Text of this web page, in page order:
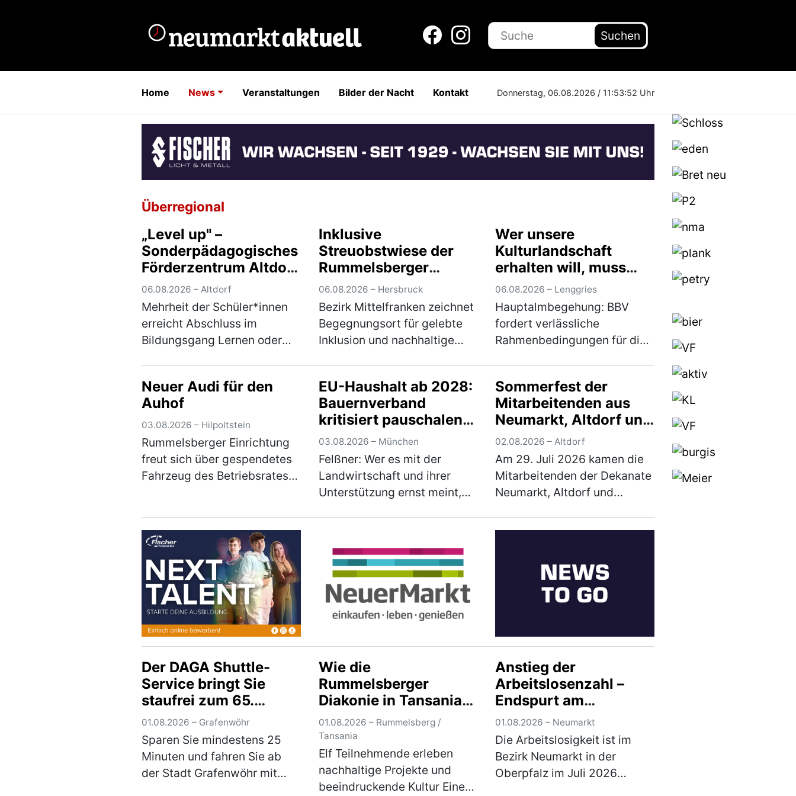
Suchen
Home News Veranstaltungen Bilder der Nacht Kontakt Donnerstag, 06.08.2026 / 11:53:53 Uhr
Überregional
„Level up" –
Sonderpädagogisches
Förderzentrum Altdorf
verabschiedet
Abschlussjahrgang
06.08.2026 – Altdorf
Mehrheit der Schüler*innen
erreicht Abschluss im
Bildungsgang Lernen oder
Unter dem Motto „Level up –
Nächster Schritt auf dem
Weg ins Berufsleben" f…
(mehr)
Inklusive
Streuobstwiese der
Rummelsberger
Diakonie mit
Inklusionspreis
ausgezeichnet
06.08.2026 – Hersbruck
Bezirk Mittelfranken zeichnet
Begegnungsort für gelebte
Inklusion und nachhaltige
Haus Weiher: Die inklusive
Streuobstwiese des
Fachbereichs Autismus d…
(mehr)
Wer unsere
Kulturlandschaft
erhalten will, muss
ihre Bewirtschaftung
sichern
06.08.2026 – Lenggries
Hauptalmbegehung: BBV
fordert verlässliche
Rahmenbedingungen für die
Almwirtschaftlichen Vereins
Oberbayern am Mittwoch (5.
August) auf den
Schönbergalmen be…
Neuer Audi für den
Auhof
03.08.2026 – Hilpoltstein
Rummelsberger Einrichtung
freut sich über gespendetes
Fahrzeug des Betriebsrates
bereichert ab sofort den
Fuhrpark des Auhofs, d…
(mehr)
EU-Haushalt ab 2028:
Bauernverband
kritisiert pauschalen
Kürzungswünsche der
Bundesregierung
03.08.2026 – München
Felßner: Wer es mit der
Landwirtschaft und ihrer
Unterstützung ernst meint,
wieder wie erst kürzlich in
Dublin vonseit…(mehr)
Sommerfest der
Mitarbeitenden aus
Neumarkt, Altdorf und
Hersbruck
02.08.2026 – Altdorf
Am 29. Juli 2026 kamen die
Mitarbeitenden der Dekanate
Neumarkt, Altdorf und
durch Altdorf: Die Tei…
Der DAGA Shuttle-
Service bringt Sie
staufrei zum 65.
Deutsch-
Amerikanischen
Volksfest auf den
Truppenübungsplatz
01.08.2026 – Grafenwöhr
Sparen Sie mindestens 25
Minuten und fahren Sie ab
der Stadt Grafenwöhr mit
Wie die
Rummelsberger
Diakonie in Tansania
wirkt
01.08.2026 – Rummelsberg /
Tansania
Elf Teilnehmende erleben
nachhaltige Projekte und
beeindruckende Kultur Eine
Anstieg der
Arbeitslosenzahl –
Endspurt am
Ausbildungsmarkt
01.08.2026 – Neumarkt
Die Arbeitslosigkeit ist im
Bezirk Neumarkt in der
Oberpfalz im Juli 2026